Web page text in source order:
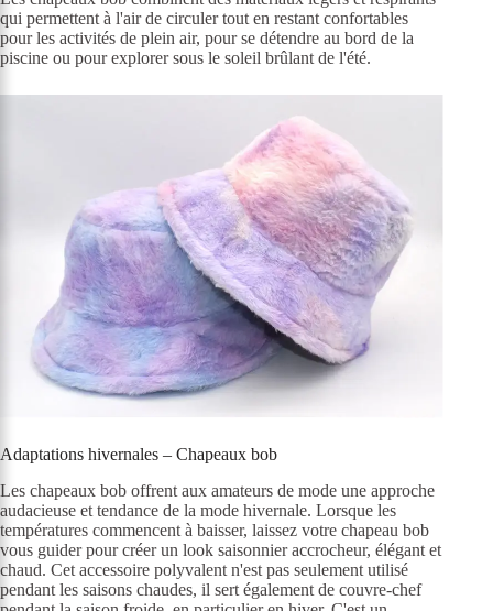
qui permettent à l'air de circuler tout en restant confortables
pour les activités de plein air, pour se détendre au bord de la
piscine ou pour explorer sous le soleil brûlant de l'été.
Adaptations hivernales – Chapeaux bob
Les chapeaux bob offrent aux amateurs de mode une approche
audacieuse et tendance de la mode hivernale. Lorsque les
températures commencent à baisser, laissez votre chapeau bob
vous guider pour créer un look saisonnier accrocheur, élégant et
chaud. Cet accessoire polyvalent n'est pas seulement utilisé
pendant les saisons chaudes, il sert également de couvre-chef